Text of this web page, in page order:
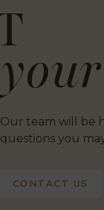
Our team will be
questions you
CONTACT US